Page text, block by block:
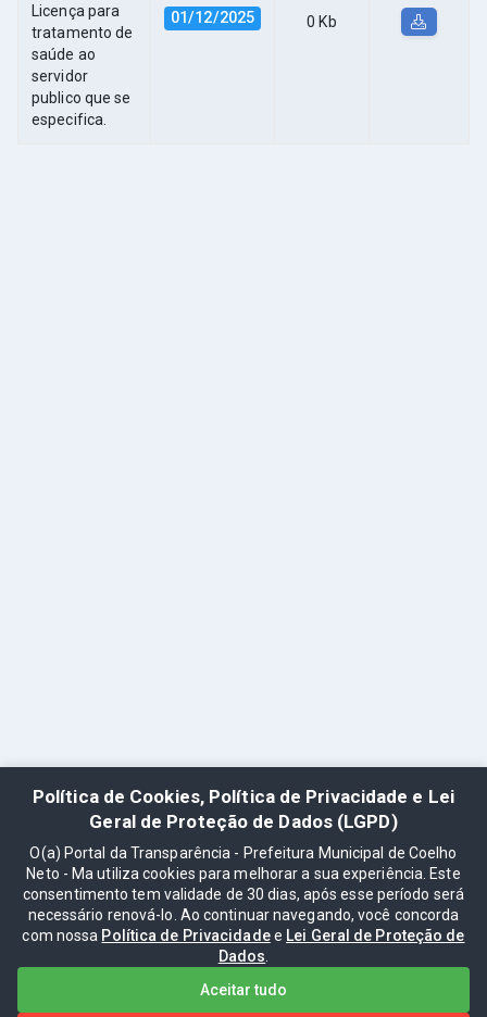
Licença para
tratamento de
saúde ao
servidor
publico que se
especifica.
01/12/2025 0 Kb
Política de Cookies, Política de Privacidade e Lei
Geral de Proteção de Dados (LGPD)
O(a) Portal da Transparência - Prefeitura Municipal de Coelho
Neto - Ma utiliza cookies para melhorar a sua experiência. Este
consentimento tem validade de 30 dias, após esse período será
necessário renová-lo. Ao continuar navegando, você concorda
com nossa Política de Privacidadee Lei Geral de Proteção de
Dados
Aceitar tudo